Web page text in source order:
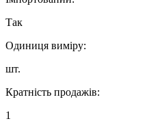
Так
Одиниця виміру:
шт.
Кратність продажів:
1